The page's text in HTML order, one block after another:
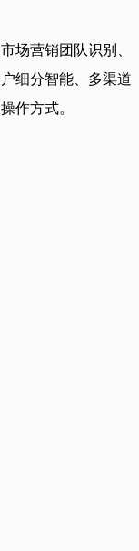
场营销团队识别、
细分智能、多渠道
作方式。